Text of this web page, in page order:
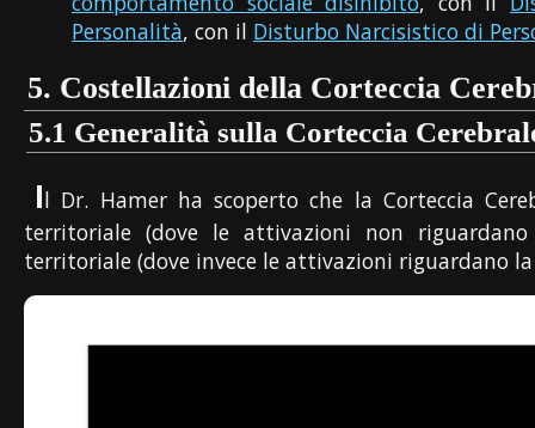
Personalità, con il Disturbo Narcisistico di
5. Costellazioni della Corteccia
5.1 Generalità sulla Corteccia
Il Dr. Hamer ha scoperto che la Corteccia
territoriale (dove le attivazioni non
territoriale (dove invece le attivazioni riguardano